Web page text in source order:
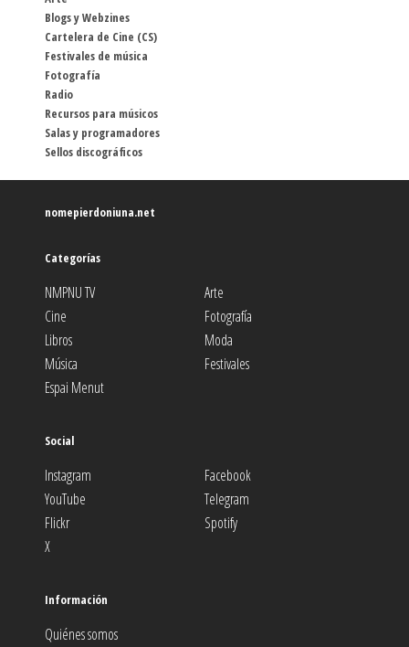
Blogs y Webzines
Cartelera de Cine (CS)
Festivales de música
Fotografía
Radio
Recursos para músicos
Salas y programadores
Sellos discográficos
nomepierdoniuna.net
Categorías
NMPNU TV
Arte
Cine
Fotografía
Libros
Moda
Música
Festivales
Espai Menut
Social
Instagram
Facebook
YouTube
Telegram
Flickr
Spotify
X
Información
Quiénes somos